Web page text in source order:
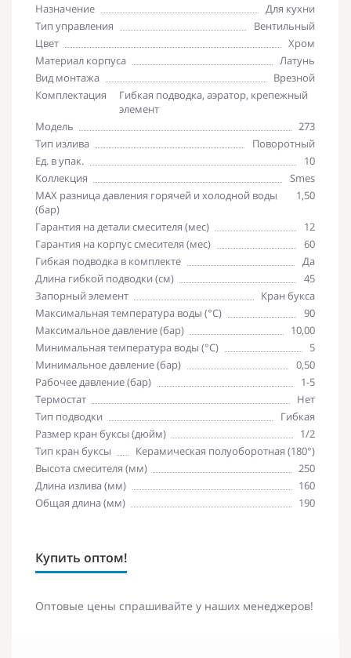
Назначение
Для кухни
Тип управления
Вентильный
Цвет
Хром
Материал корпуса
Латунь
Вид монтажа
Врезной
Комплектация
Гибкая подводка, аэратор, крепежный
элемент
Модель
273
Тип излива
Поворотный
Ед. в упак.
10
Коллекция
Smes
MAX разница давления горячей и холодной воды
(бар)
1,50
Гарантия на детали смесителя (мес)
12
Гарантия на корпус смесителя (мес)
60
Гибкая подводка в комплекте
Да
Длина гибкой подводки (см)
45
Запорный элемент
Кран букса
Максимальная температура воды (°C)
90
Максимальное давление (бар)
10,00
Минимальная температура воды (°C)
5
Минимальное давление (бар)
0,50
Рабочее давление (бар)
1-5
Термостат
Нет
Тип подводки
Гибкая
Размер кран буксы (дюйм)
1/2
Тип кран буксы
Керамическая полуоборотная (180°)
Высота смесителя (мм)
250
Длина излива (мм)
160
Общая длина (мм)
190
Купить оптом!
Оптовые цены спрашивайте у наших менеджеров!